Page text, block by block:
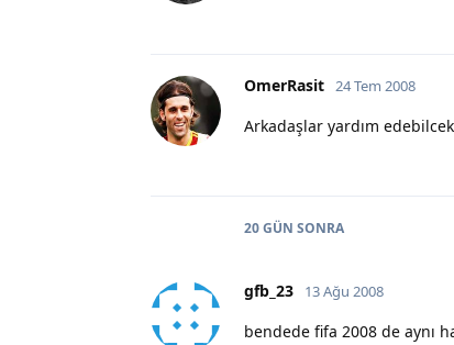
OmerRasit 24 Tem 2008
Arkadaşlar yardım
20 GÜN SONRA
gfb_23 13 Ağu 2008
bendede fifa 2008 de aynı